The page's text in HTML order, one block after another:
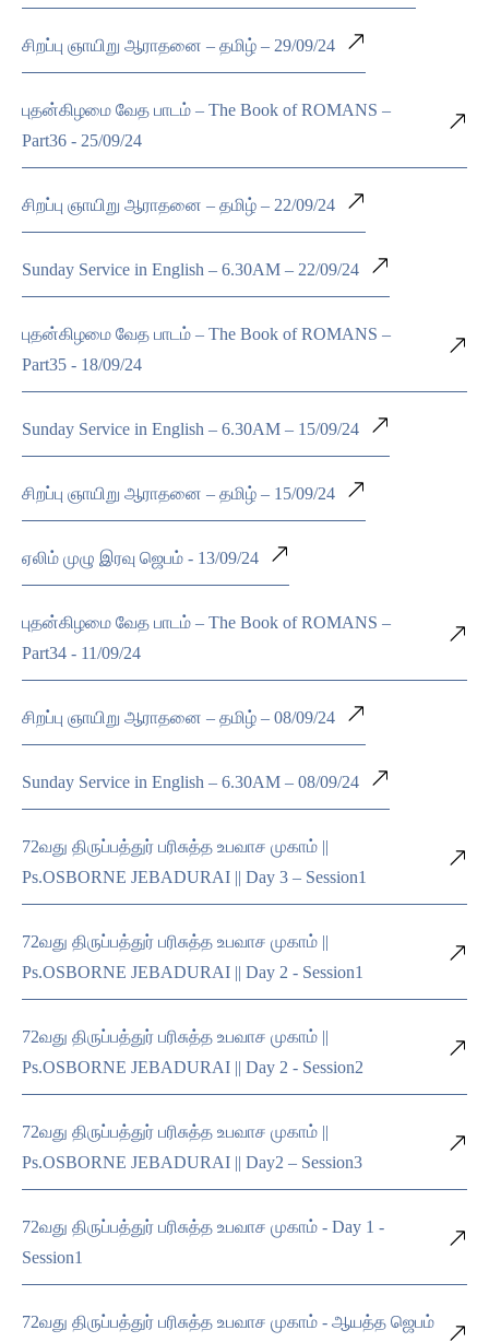
சிறப்பு ஞாயிறு ஆராதனை – தமிழ் – 29/09/24
புதன்கிழமை வேத பாடம் – The Book of ROMANS –
Part36 - 25/09/24
சிறப்பு ஞாயிறு ஆராதனை – தமிழ் – 22/09/24
Sunday Service in English – 6.30AM – 22/09/24
புதன்கிழமை வேத பாடம் – The Book of ROMANS –
Part35 - 18/09/24
Sunday Service in English – 6.30AM – 15/09/24
சிறப்பு ஞாயிறு ஆராதனை – தமிழ் – 15/09/24
ஏலிம் முழு இரவு ஜெபம் - 13/09/24
புதன்கிழமை வேத பாடம் – The Book of ROMANS –
Part34 - 11/09/24
சிறப்பு ஞாயிறு ஆராதனை – தமிழ் – 08/09/24
Sunday Service in English – 6.30AM – 08/09/24
72வது திருப்பத்துர் பரிசுத்த உபவாச முகாம் ||
Ps.OSBORNE JEBADURAI || Day 3 – Session1
72வது திருப்பத்துர் பரிசுத்த உபவாச முகாம் ||
Ps.OSBORNE JEBADURAI || Day 2 - Session1
72வது திருப்பத்துர் பரிசுத்த உபவாச முகாம் ||
Ps.OSBORNE JEBADURAI || Day 2 - Session2
72வது திருப்பத்துர் பரிசுத்த உபவாச முகாம் ||
Ps.OSBORNE JEBADURAI || Day2 – Session3
72வது திருப்பத்துர் பரிசுத்த உபவாச முகாம் - Day 1 -
Session1
72வது திருப்பத்துர் பரிசுத்த உபவாச முகாம் - ஆயத்த ஜெபம்